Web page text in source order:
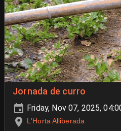
Jornada de curro
Friday, Nov 07, 2025,
L'Horta Alliberada